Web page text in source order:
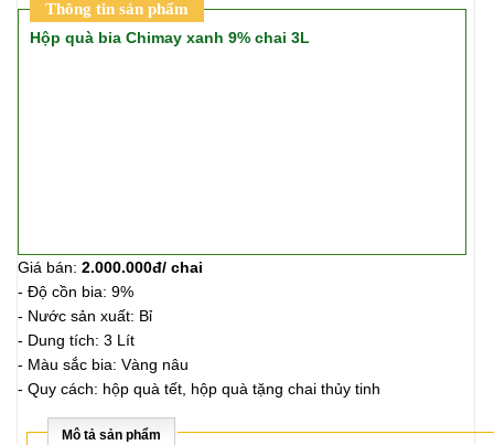
Thông tin sản phẩm
Hộp quà bia Chimay xanh 9% chai 3L
Giá bán: 2.000.000đ/ chai
- Độ cồn bia: 9%
- Nước sản xuất: Bỉ
- Dung tích: 3 Lít
- Màu sắc bia: Vàng nâu
- Quy cách: hộp quà tết, hộp quà tặng chai thủy tinh
Mô tả sản phẩm